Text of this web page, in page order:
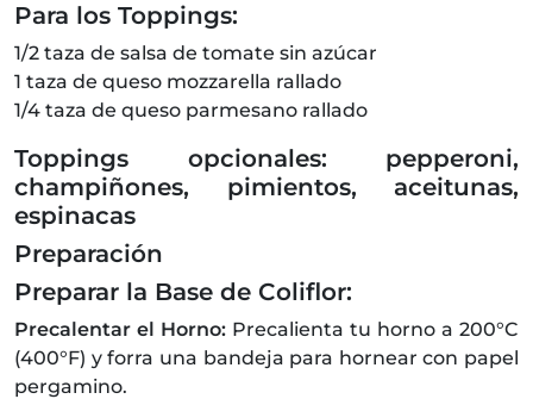
Para los Toppings:
1/2 taza de salsa de tomate sin azúcar
1 taza de queso mozzarella rallado
1/4 taza de queso parmesano rallado
Toppings opcionales: pepperoni,
champiñones, pimientos, aceitunas,
espinacas
Preparación
Preparar la Base de Coliflor:
Precalentar el Horno: Precalienta tu horno a 200°C
(400°F) y forra una bandeja para hornear con papel
pergamino.